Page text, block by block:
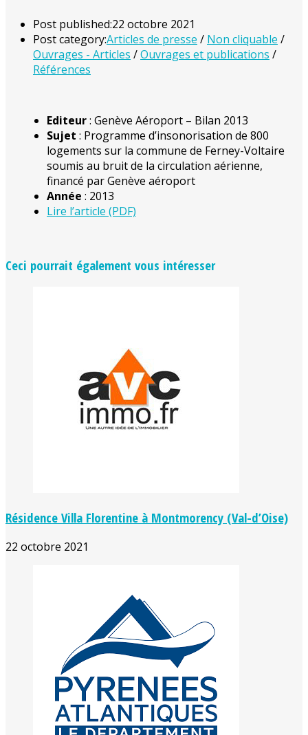
Post published:22 octobre 2021
Post category:Articles de presse / Non cliquable /
Ouvrages - Articles /Ouvrages et publications /
Références
Editeur: Genève Aéroport – Bilan 2013
Sujet : Programme d’insonorisation de 800
logements sur la commune de Ferney-Voltaire
soumis au bruit de la circulation aérienne,
financé par Genève aéroport
Année : 2013
Lire l’article (PDF)
Ceci pourrait également vous intéresser
Résidence Villa Florentine à Montmorency (Val-d’Oise)
22 octobre 2021